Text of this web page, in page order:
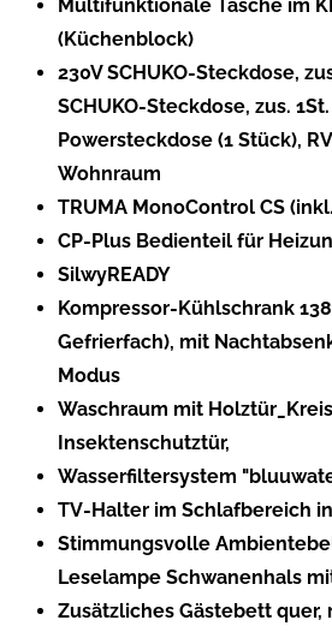
Multifunktionale Tasche im
(Küchenblock)
230V SCHUKO-Steckdose,
SCHUKO-Steckdose, zus. 1St.
Powersteckdose (1 Stück),
Wohnraum
TRUMA MonoControl CS
CP-Plus Bedienteil für
SilwyREADY
Kompressor-Kühlschrank
Gefrierfach), mit
Modus
Waschraum mit
Insektenschutztür,
Wasserfiltersystem
TV-Halter im Schlafbereich
Stimmungsvolle
Leselampe Schwanenhals
Zusätzliches Gästebett quer,